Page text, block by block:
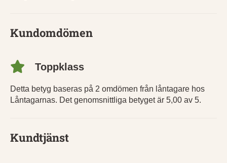
Kundomdömen
Toppklass
Detta betyg baseras på 2 omdömen från låntagare hos
Låntagarnas. Det genomsnittliga betyget är 5,00 av 5.
Kundtjänst